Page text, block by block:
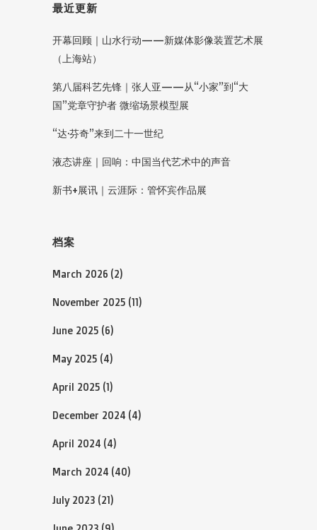
最近更新
开幕回顾｜山水行动——新媒体影像装置艺术展
（上海站）
第八届科艺先锋｜张人亚——从“小家”到“大
国”党章守护者 微缩场景模型展
“达·芬奇”来到二十一世纪
液态讲座｜回响：中国当代艺术中的声音
新书+展讯｜云涯际：管怀宾作品展
档案
March 2026 (2)
November 2025 (11)
June 2025 (6)
May 2025 (4)
April 2025 (1)
December 2024 (4)
April 2024 (4)
March 2024 (40)
July 2023 (21)